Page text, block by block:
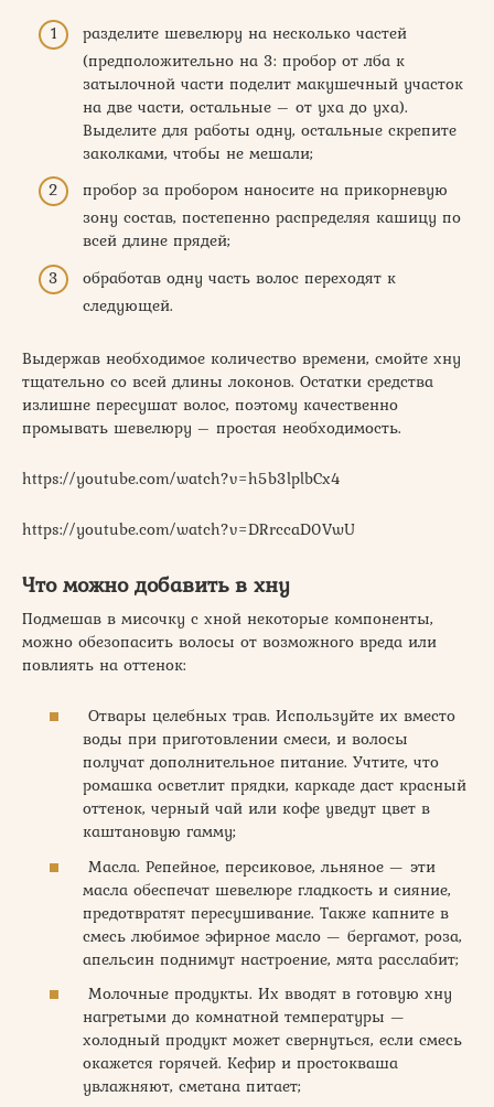
разделите шевелюру на несколько частей
(предположительно на 3: пробор от лба к
затылочной части поделит макушечный участок
на две части, остальные – от уха до уха).
Выделите для работы одну, остальные скрепите
заколками, чтобы не мешали;
пробор за пробором наносите на прикорневую
зону состав, постепенно распределяя кашицу по
всей длине прядей;
обработав одну часть волос переходят к
следующей.
Выдержав необходимое количество времени, смойте хну
тщательно со всей длины локонов. Остатки средства
излишне пересушат волос, поэтому качественно
промывать шевелюру – простая необходимость.
https://youtube.com/watch?v=h5b3lplbCx4
https://youtube.com/watch?v=DRrccaD0VwU
Что можно добавить в хну
Подмешав в мисочку с хной некоторые компоненты,
можно обезопасить волосы от возможного вреда или
повлиять на оттенок:
Отвары целебных трав. Используйте их вместо
воды при приготовлении смеси, и волосы
получат дополнительное питание. Учтите, что
ромашка осветлит прядки, каркаде даст красный
оттенок, черный чай или кофе уведут цвет в
каштановую гамму;
Масла. Репейное, персиковое, льняное — эти
масла обеспечат шевелюре гладкость и сияние,
предотвратят пересушивание. Также капните в
смесь любимое эфирное масло — бергамот, роза,
апельсин поднимут настроение, мята расслабит;
Молочные продукты. Их вводят в готовую хну
нагретыми до комнатной температуры —
холодный продукт может свернуться, если смесь
окажется горячей. Кефир и простокваша
увлажняют, сметана питает;